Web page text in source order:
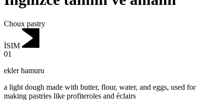
Choux pastry
İSIM
01
ekler hamuru
a light dough made with butter, flour, water, and eggs, used for
making pastries like profiteroles and éclairs